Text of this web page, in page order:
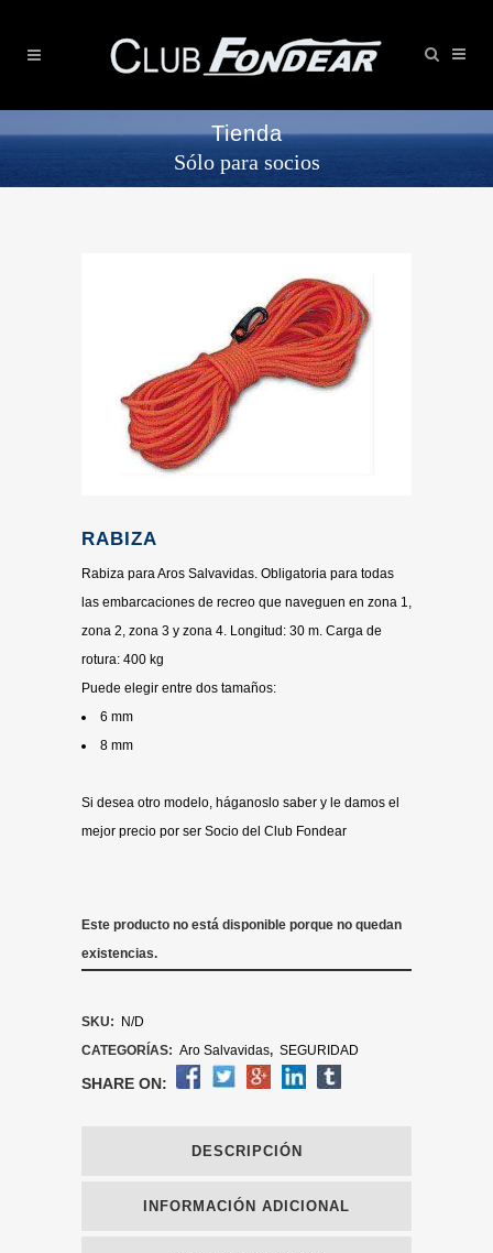
Tienda
Sólo para socios
RABIZA
Rabiza para Aros Salvavidas. Obligatoria para todas
las embarcaciones de recreo que naveguen en zona 1,
zona 2, zona 3 y zona 4. Longitud: 30 m. Carga de
rotura: 400 kg
Puede elegir entre dos tamaños:
6 mm
8 mm
Si desea otro modelo, háganoslo saber y le damos el
mejor precio por ser Socio del Club Fondear
Este producto no está disponible porque no quedan
existencias.
SKU:
N/D
CATEGORÍAS: Aro Salvavidas, SEGURIDAD
SHARE ON:
DESCRIPCIÓN
INFORMACIÓN ADICIONAL